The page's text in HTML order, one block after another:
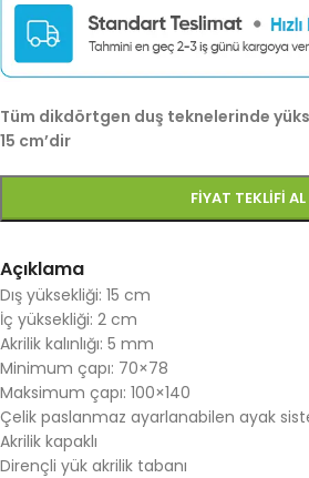
Tüm dikdörtgen duş teknelerinde
15 cm’dir
FIYAT TEKLIFI AL
Açıklama
Dış yüksekliği: 15 cm
İç yüksekliği: 2 cm
Akrilik kalınlığı: 5 mm
Minimum çapı: 70×78
Maksimum çapı: 100×140
Çelik paslanmaz ayarlanabilen ayak
Akrilik kapaklı
Dirençli yük akrilik tabanı